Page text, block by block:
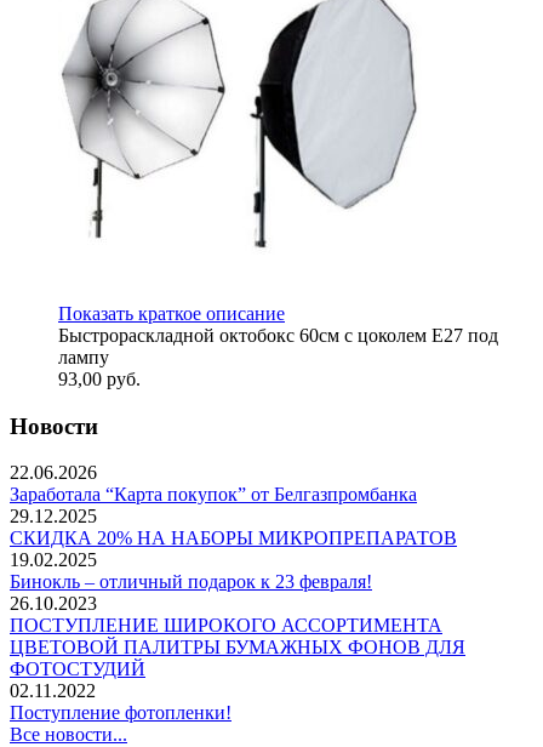
Показать краткое описание
Быстрораскладной октобокс 60см с цоколем Е27 под
лампу
93,00 руб.
Новости
22.06.2026
Заработала “Карта покупок” от Белгазпромбанка
29.12.2025
СКИДКА 20% НА НАБОРЫ МИКРОПРЕПАРАТОВ
19.02.2025
Бинокль – отличный подарок к 23 февраля!
26.10.2023
ПОСТУПЛЕНИЕ ШИРОКОГО АССОРТИМЕНТА
ЦВЕТОВОЙ ПАЛИТРЫ БУМАЖНЫХ ФОНОВ ДЛЯ
ФОТОСТУДИЙ
02.11.2022
Поступление фотопленки!
Все новости...